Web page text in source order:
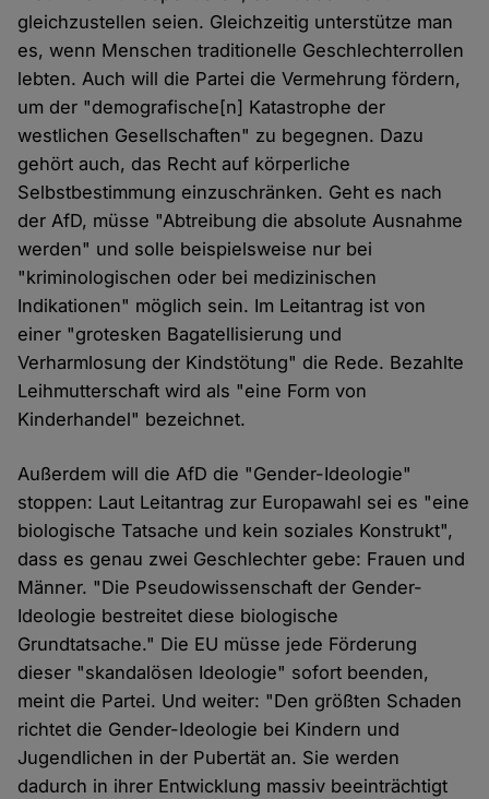
gleichzustellen seien. Gleichzeitig unterstütze man
es, wenn Menschen traditionelle Geschlechterrollen
lebten. Auch will die Partei die Vermehrung fördern,
um der "demografische[n] Katastrophe der
westlichen Gesellschaften" zu begegnen. Dazu
gehört auch, das Recht auf körperliche
Selbstbestimmung einzuschränken. Geht es nach
der AfD, müsse "Abtreibung die absolute Ausnahme
werden" und solle beispielsweise nur bei
"kriminologischen oder bei medizinischen
Indikationen" möglich sein. Im Leitantrag ist von
einer "grotesken Bagatellisierung und
Verharmlosung der Kindstötung" die Rede. Bezahlte
Leihmutterschaft wird als "eine Form von
Kinderhandel" bezeichnet.
Außerdem will die AfD die "Gender-Ideologie"
stoppen: Laut Leitantrag zur Europawahl sei es "eine
biologische Tatsache und kein soziales Konstrukt",
dass es genau zwei Geschlechter gebe: Frauen und
Männer. "Die Pseudowissenschaft der Gender-
Ideologie bestreitet diese biologische
Grundtatsache." Die EU müsse jede Förderung
dieser "skandalösen Ideologie" sofort beenden,
meint die Partei. Und weiter: "Den größten Schaden
richtet die Gender-Ideologie bei Kindern und
Jugendlichen in der Pubertät an. Sie werden
dadurch in ihrer Entwicklung massiv beeinträchtigt